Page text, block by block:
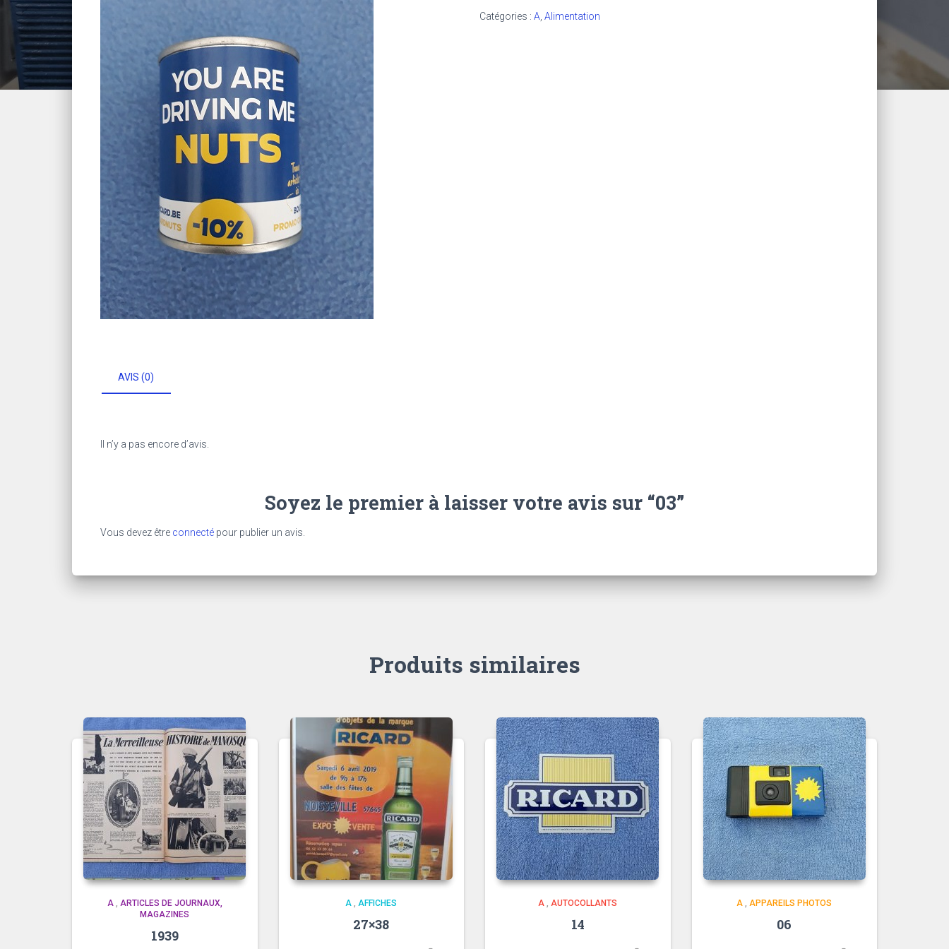
Catégories : A Alimentation
AVIS (0)
Il n’y a pas encore d’avis.
Soyez le premier à laisser votre avis sur “03”
Vous devez être connecté pour publier un avis.
Produits similaires
A, ARTICLES DE JOURNAUX,
MAGAZINES
1939
A ,AFFICHES
27×38
A ,AUTOCOLLANTS
14
A ,APPAREILS PHOTOS
06